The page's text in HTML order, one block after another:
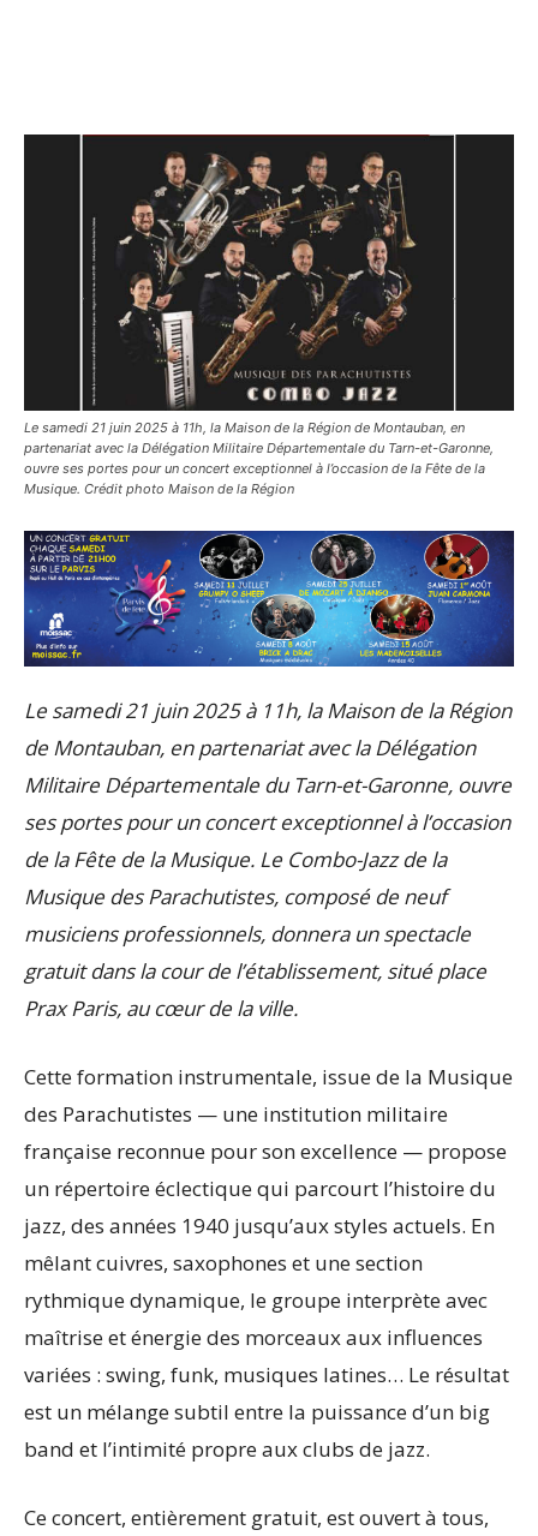
Le samedi 21 juin 2025 à 11h, la Maison de la Région de Montauban, en
partenariat avec la Délégation Militaire Départementale du Tarn-et-Garonne,
ouvre ses portes pour un concert exceptionnel à l’occasion de la Fête de la
Musique. Crédit photo Maison de la Région
Le samedi 21 juin 2025 à 11h, la Maison de la Région
de Montauban, en partenariat avec la Délégation
Militaire Départementale du Tarn-et-Garonne, ouvre
ses portes pour un concert exceptionnel à l’occasion
de la Fête de la Musique. Le Combo-Jazz de la
Musique des Parachutistes, composé de neuf
musiciens professionnels, donnera un spectacle
gratuit dans la cour de l’établissement, situé place
Prax Paris, au cœur de la ville.
Cette formation instrumentale, issue de la Musique
des Parachutistes — une institution militaire
française reconnue pour son excellence — propose
un répertoire éclectique qui parcourt l’histoire du
jazz, des années 1940 jusqu’aux styles actuels. En
mêlant cuivres, saxophones et une section
rythmique dynamique, le groupe interprète avec
maîtrise et énergie des morceaux aux influences
variées : swing, funk, musiques latines… Le résultat
est un mélange subtil entre la puissance d’un big
band et l’intimité propre aux clubs de jazz.
Ce concert, entièrement gratuit, est ouvert à tous,